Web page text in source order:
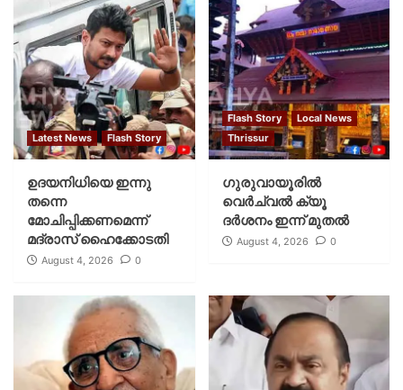
Latest News Flash Story
ഉദയനിധിയെ ഇന്നു
തന്നെ
മോചിപ്പിക്കണമെന്ന്
മദ്രാസ് ഹൈക്കോടതി
August 4, 2026 0
Flash Story
Local News
Thrissur
ഗുരുവായൂരില്‍
വെര്‍ച്വല്‍ ക്യൂ
ദര്‍ശനം ഇന്ന് മുതല്‍
August 4, 2026 0